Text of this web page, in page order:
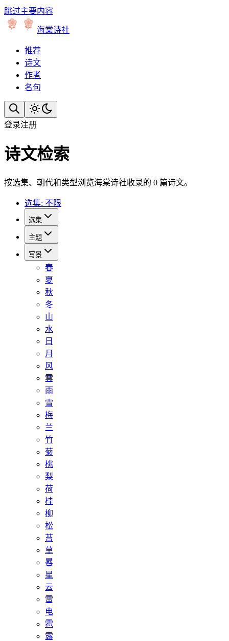
跳过主要内容
海棠诗社
推荐
诗文
作者
名句
登录注册
诗文检索
按选集、朝代和类型浏览海棠诗社收录的 0 篇诗文。
选集: 不限
选集
主题
写景
春
夏
秋
冬
山
水
日
月
风
雲
雨
雪
梅
兰
竹
菊
桃
梨
荷
桂
柳
松
苔
草
晷
星
云
雷
电
雹
露